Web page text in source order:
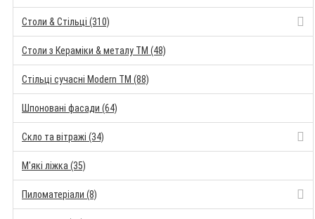
Столи & Стільці (310)
Столи з Кераміки & металу TM (48)
Стільці сучасні Modern TM (88)
Шпоновані фасади (64)
Скло та вітражі (34)
М'які ліжка (35)
Пиломатеріали (8)